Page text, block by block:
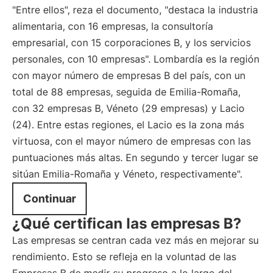
"Entre ellos", reza el documento, "destaca la industria
alimentaria, con 16 empresas, la consultoría
empresarial, con 15 corporaciones B, y los servicios
personales, con 10 empresas". Lombardía es la región
con mayor número de empresas B del país, con un
total de 88 empresas, seguida de Emilia-Romaña,
con 32 empresas B, Véneto (29 empresas) y Lacio
(24). Entre estas regiones, el Lacio es la zona más
virtuosa, con el mayor número de empresas con las
puntuaciones más altas. En segundo y tercer lugar se
sitúan Emilia-Romaña y Véneto, respectivamente".
Continuar
¿Qué certifican las empresas B?
Las empresas se centran cada vez más en mejorar su
rendimiento. Esto se refleja en la voluntad de las